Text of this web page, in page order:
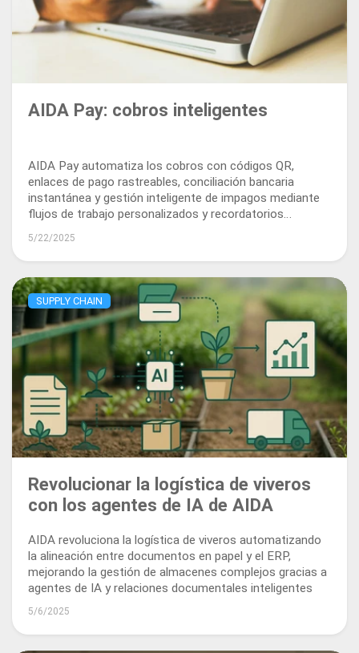
AIDA Pay: cobros inteligentes
AIDA Pay automatiza los cobros con códigos QR,
enlaces de pago rastreables, conciliación bancaria
instantánea y gestión inteligente de impagos mediante
flujos de trabajo personalizados y recordatorios
5/22/2025
SUPPLY CHAIN
Revolucionar la logística de viveros
con los agentes de IA de AIDA
AIDA revoluciona la logística de viveros automatizando
la alineación entre documentos en papel y el ERP,
mejorando la gestión de almacenes complejos gracias a
agentes de IA y relaciones documentales inteligentes
5/6/2025